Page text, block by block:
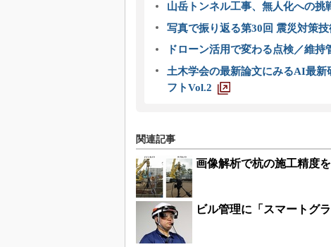
山岳トンネル工事、無人化への挑
写真で振り返る第30回 震災対策
ドローン活用で変わる点検／維
土木学会の最新論文にみるAI最
フトVol.2
関連記事
画像解析で杭の施工精度
ビル管理に「スマートグ